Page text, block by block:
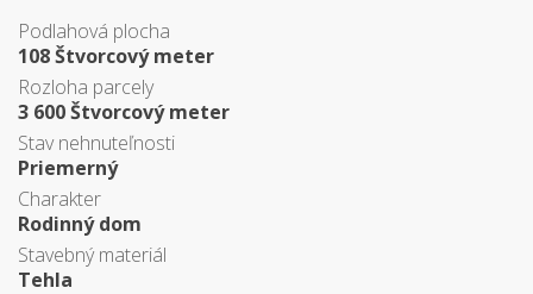
Podlahová plocha
108 Štvorcový meter
Rozloha parcely
3 600 Štvorcový meter
Stav nehnuteľnosti
Priemerný
Charakter
Rodinný dom
Stavebný materiál
Tehla